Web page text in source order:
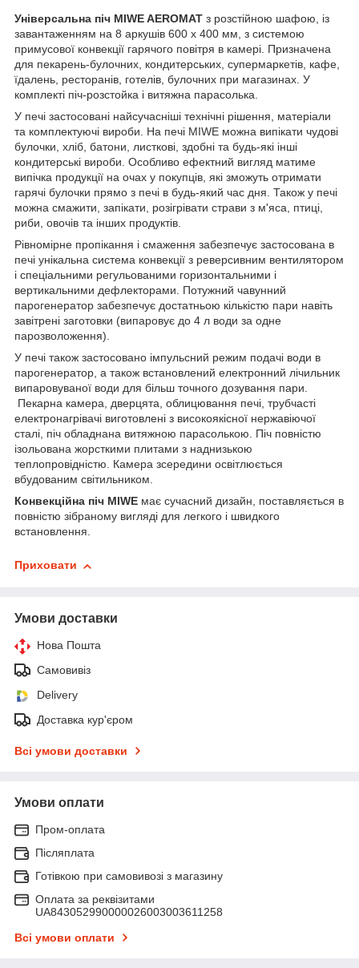
Універсальна піч MIWE AEROMAT з розстійною шафою, із
завантаженням на 8 аркушів 600 х 400 мм, з системою
примусової конвекції гарячого повітря в камері. Призначена
для пекарень-булочних, кондитерських, супермаркетів, кафе,
їдалень, ресторанів, готелів, булочних при магазинах. У
комплекті піч-розстойка і витяжна парасолька.
У печі застосовані найсучасніші технічні рішення, матеріали
та комплектуючі вироби. На печі MIWE можна випікати чудові
булочки, хліб, батони, листкові, здобні та будь-які інші
кондитерські вироби. Особливо ефектний вигляд матиме
випічка продукції на очах у покупців, які зможуть отримати
гарячі булочки прямо з печі в будь-який час дня. Також у печі
можна смажити, запікати, розігрівати страви з м'яса, птиці,
риби, овочів та інших продуктів.
Рівномірне пропікання і смаження забезпечує застосована в
печі унікальна система конвекції з реверсивним вентилятором
і спеціальними регульованими горизонтальними і
вертикальними дефлекторами. Потужний чавунний
парогенератор забезпечує достатньою кількістю пари навіть
завітрені заготовки (випаровує до 4 л води за одне
парозволоження).
У печі також застосовано імпульсний режим подачі води в
парогенератор, а також встановлений електронний лічильник
випаровуваної води для більш точного дозування пари.
Пекарна камера, дверцята, облицювання печі, трубчасті
електронагрівачі виготовлені з високоякісної нержавіючої
сталі, піч обладнана витяжною парасолькою. Піч повністю
ізольована жорсткими плитами з наднизькою
теплопровідністю. Камера зсередини освітлюється
вбудованим світильником.
Конвекційна піч MIWE має сучасний дизайн, поставляється в
повністю зібраному вигляді для легкого і швидкого
встановлення.
Приховати
Умови доставки
Нова Пошта
Самовивіз
Delivery
Доставка кур'єром
Всі умови доставки
Умови оплати
Пром-оплата
Післяплата
Готівкою при самовивозі з магазину
Оплата за реквізитами
UA843052990000026003003611258
Всі умови оплати